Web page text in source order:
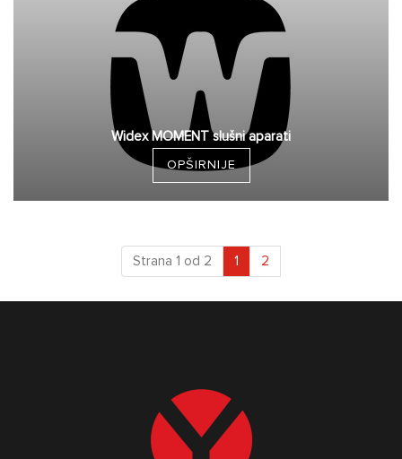
Widex MOMENT slušni aparati
OPŠIRNIJE
Strana 1 od 2 1 (current)
2